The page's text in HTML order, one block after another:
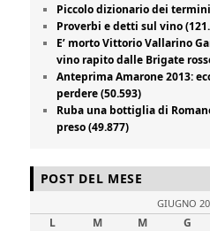
Piccolo dizionario dei
Proverbi e detti sul vino
E’ morto Vittorio Vallarino
vino rapito dalle Brigate
Anteprima Amarone 2013:
perdere (50.593)
Ruba una bottiglia di
preso (49.877)
POST DEL MESE
GIUGNO
L M M G